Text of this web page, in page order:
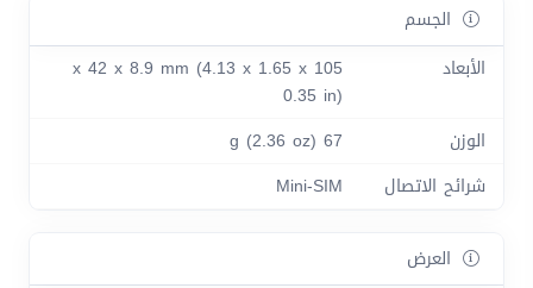
الجسم
الأبعاد
105 x 42 x 8.9 mm (4.13 x 1.65 x
0.35 in)
الوزن
67 g (2.36 oz)
شرائح الاتصال
Mini-SIM
العرض